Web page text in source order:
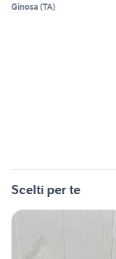
Ginosa (TA)
Scelti per te